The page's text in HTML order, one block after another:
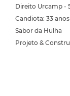
Direito Urcamp -
Candiota: 33 anos
Sabor da Hulha
Projeto &